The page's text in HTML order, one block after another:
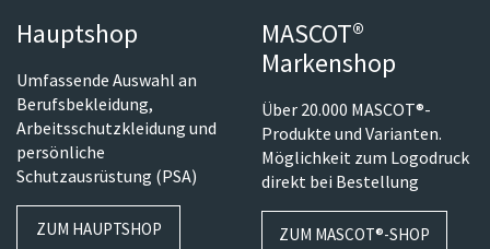
Hauptshop
Umfassende Auswahl an
Berufsbekleidung,
Arbeitsschutzkleidung und
persönliche
Schutzausrüstung (PSA)
ZUM HAUPTSHOP
MASCOT®
Markenshop
Über 20.000 MASCOT®-
Produkte und Varianten.
Möglichkeit zum Logodruck
direkt bei Bestellung
ZUM MASCOT®-SHOP